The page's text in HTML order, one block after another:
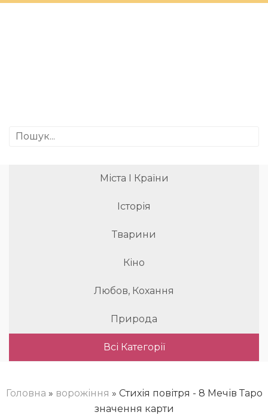
Міста І Країни
Історія
Тварини
Кіно
Любов, Кохання
Природа
Всі Категорії
Головна » ворожіння » Стихія повітря - 8 Мечів Таро
значення карти